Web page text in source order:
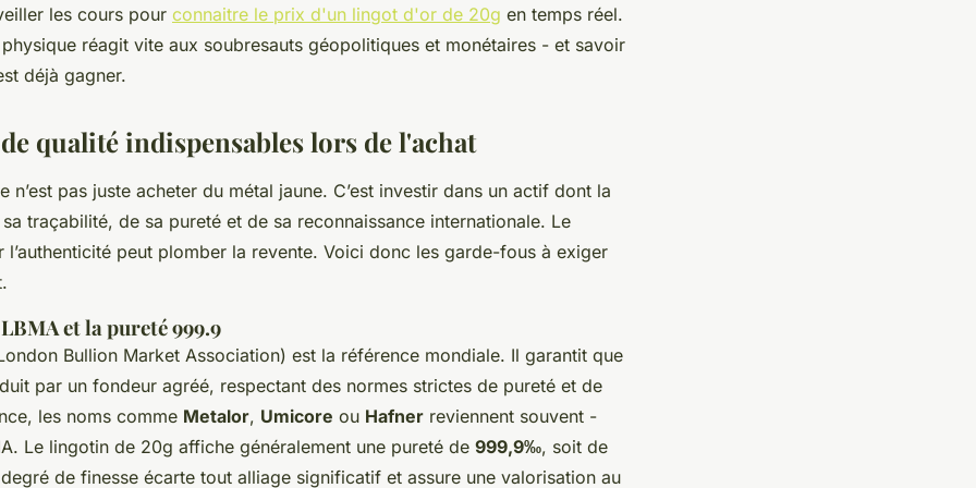
les cours pour connaitre le prix d'un lingot d'or de 20g en temps réel.
physique réagit vite aux soubresauts géopolitiques et monétaires - et savoir
déjà gagner.
qualité indispensables lors de l'achat
n’est pas juste acheter du métal jaune. C’est investir dans un actif dont la
traçabilité, de sa pureté et de sa reconnaissance internationale. Le
l’authenticité peut plomber la revente. Voici donc les garde-fous à exiger
et la pureté 999.9
Bullion Market Association) est la référence mondiale. Il garantit que
par un fondeur agréé, respectant des normes strictes de pureté et de
les noms comme Metalor, Umicore ou Hafner reviennent souvent -
Le lingotin de 20g affiche généralement une pureté de 999,9‰, soit de
de finesse écarte tout alliage significatif et assure une valorisation au